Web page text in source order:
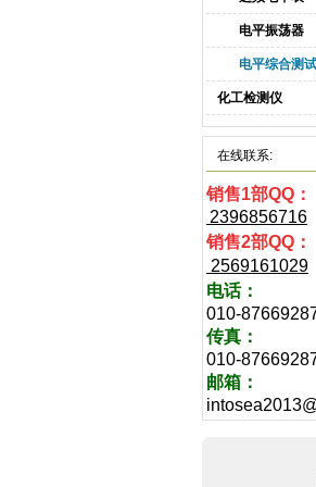
电平振荡器
电平综合测
化工检测仪
在线联系:
销售1部QQ：
2396856716
销售2部QQ：
2569161029
电话：
010-
传真：
010-
邮箱：